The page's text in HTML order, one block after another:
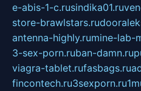
e-abis-1-c.rusindika01.ru
store-brawlstars.ru
antenna-highly.rumine-lab-
3-sex-porn.ruban-damn.ru
viagra-tablet.rufasbags.ru
fincontech.ru3sexporn.ru